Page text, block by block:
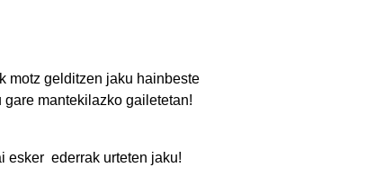
motz gelditzen jaku hainbeste
mantekilazko gailetetan!
esker ederrak urteten jaku!